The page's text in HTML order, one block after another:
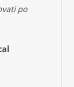
po